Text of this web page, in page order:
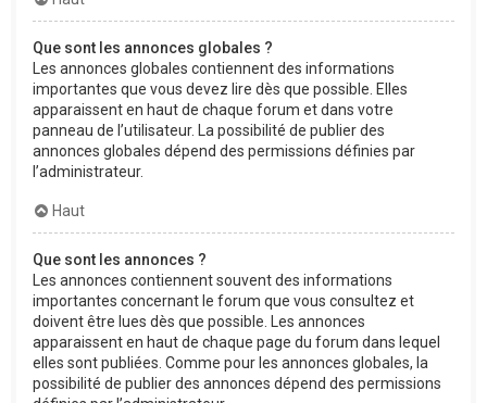
Que sont les annonces globales ?
Les annonces globales contiennent des informations
importantes que vous devez lire dès que possible. Elles
apparaissent en haut de chaque forum et dans votre
panneau de l’utilisateur. La possibilité de publier des
annonces globales dépend des permissions définies par
l’administrateur.
Haut
Que sont les annonces ?
Les annonces contiennent souvent des informations
importantes concernant le forum que vous consultez et
doivent être lues dès que possible. Les annonces
apparaissent en haut de chaque page du forum dans lequel
elles sont publiées. Comme pour les annonces globales, la
possibilité de publier des annonces dépend des permissions